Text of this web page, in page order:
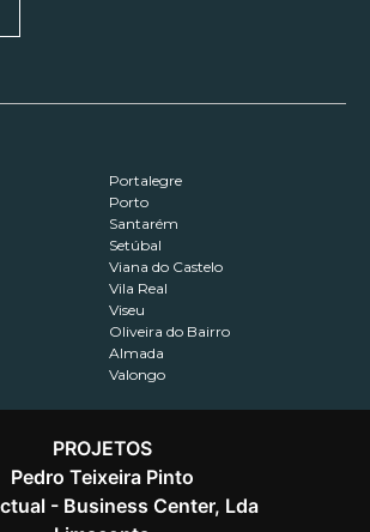
Portalegre
Porto
Santarém
Setúbal
Viana do Castelo
Vila Real
Viseu
Oliveira do Bairro
Almada
Valongo
Recrutamento Política de Privacidade
PROJETOS
Pedro Teixeira Pinto
- Business Center, Lda